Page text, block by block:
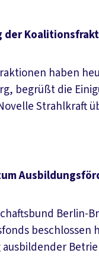
der
haben
begrüßt die
Strahlkraft
Berlin-
beschlossen